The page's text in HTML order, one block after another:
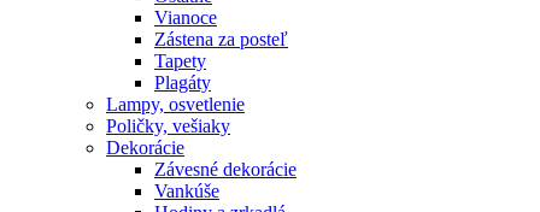
Vianoce
Zástena za posteľ
Tapety
Plagáty
Lampy, osvetlenie
Poličky, vešiaky
Dekorácie
Závesné dekorácie
Vankúše